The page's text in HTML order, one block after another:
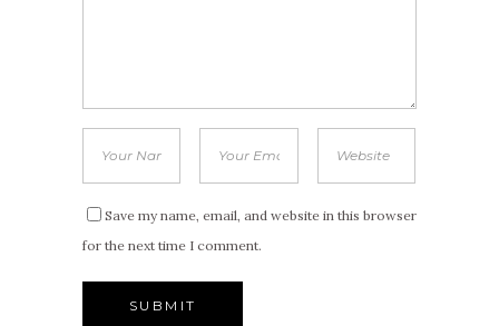
Save my name, email, and website in this browser
for the next time I comment.